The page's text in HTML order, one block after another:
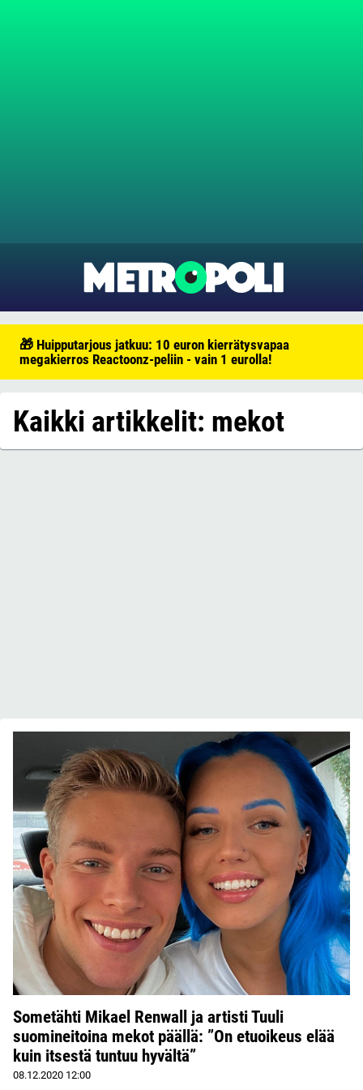
🎁 Huipputarjous jatkuu: 10 euron kierrätysvapaa
megakierros Reactoonz-peliin - vain 1 eurolla!
Kaikki artikkelit: mekot
Sometähti Mikael Renwall ja artisti Tuuli
suomineitoina mekot päällä: ”On etuoikeus elää
kuin itsestä tuntuu hyvältä”
08.12.2020 12:00